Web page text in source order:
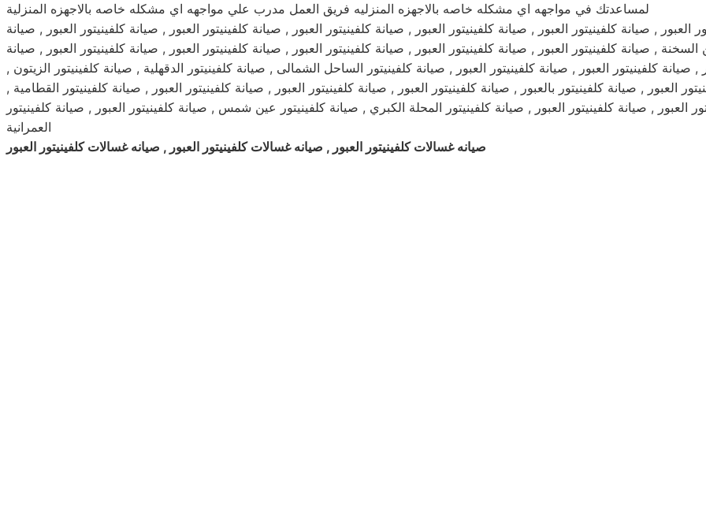
لمساعدتك في مواجهه اي مشكله خاصه بالاجهزه المنزليه فريق العمل مدرب علي مواجهه اي مشكله خاصه بالاجهزه المنزلية
العبور , صيانة كلفينيتور العبور , صيانة كلفينيتور العبور , صيانة كلفينيتور العبور , صيانة كلفينيتور العبور , صيانة كلفينيتور العبور , صيانة
السخنة , صيانة كلفينيتور العبور , صيانة كلفينيتور العبور , صيانة كلفينيتور العبور , صيانة كلفينيتور العبور , صيانة كلفينيتور العبور , صيانة
, صيانة كلفينيتور العبور , صيانة كلفينيتور العبور , صيانة كلفينيتور الساحل الشمالى , صيانة كلفينيتور الدقهلية , صيانة كلفينيتور الزيتون ,
العبور , صيانة كلفينيتور بالعبور , صيانة كلفينيتور العبور , صيانة كلفينيتور العبور , صيانة كلفينيتور العبور , صيانة كلفينيتور القطامية ,
العبور , صيانة كلفينيتور العبور , صيانة كلفينيتور المحلة الكبري , صيانة كلفينيتور عين شمس , صيانة كلفينيتور العبور , صيانة كلفينيتور
العمرانية
صيانه غسالات كلفينيتور العبور , صيانه غسالات كلفينيتور العبور , صيانه غسالات كلفينيتور العبور